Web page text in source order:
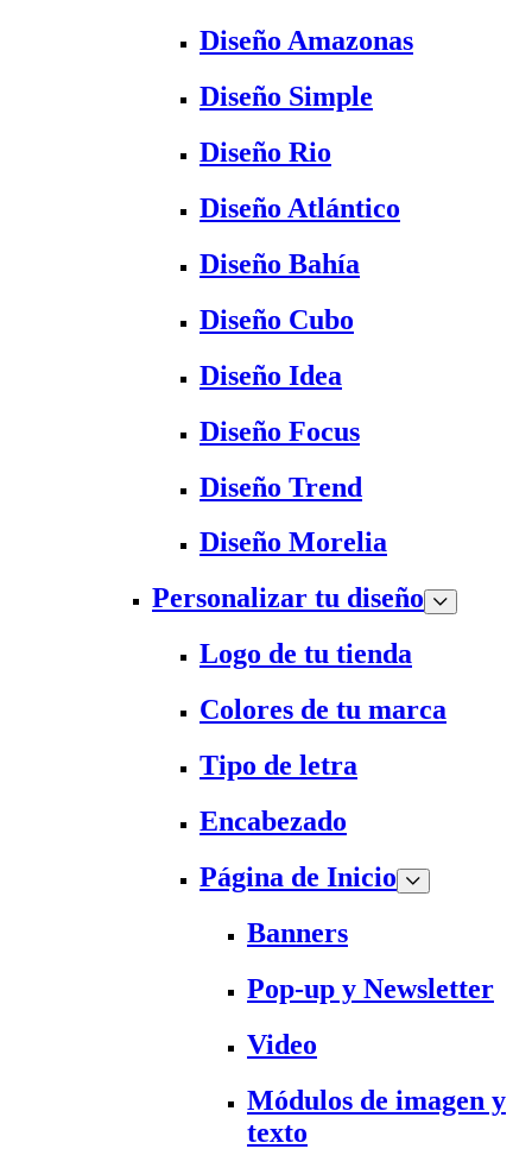
Diseño Amazonas
Diseño Simple
Diseño Rio
Diseño Atlántico
Diseño Bahía
Diseño Cubo
Diseño Idea
Diseño Focus
Diseño Trend
Diseño Morelia
Personalizar tu diseño
Logo de tu tienda
Colores de tu marca
Tipo de letra
Encabezado
Página de Inicio
Banners
Pop-up y Newsletter
Video
Módulos de imagen y
texto